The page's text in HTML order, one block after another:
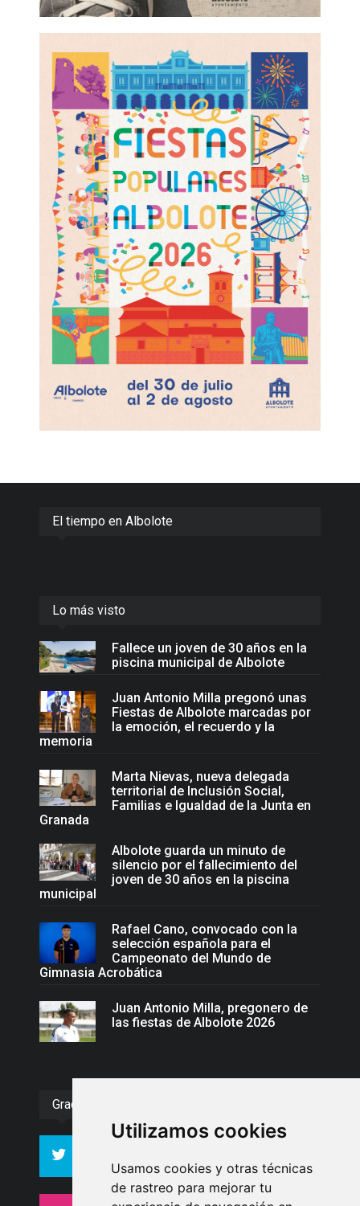
Utilizamos cookies
Usamos cookies y otras técnicas
de rastreo para mejorar tu
El tiempo en Albolote
Lo más visto
Fallece un joven de 30 años en la
piscina municipal de Albolote
Juan Antonio Milla pregonó unas
Fiestas de Albolote marcadas por
la emoción, el recuerdo y la
memoria
Marta Nievas, nueva delegada
territorial de Inclusión Social,
Familias e Igualdad de la Junta en
Granada
Albolote guarda un minuto de
silencio por el fallecimiento del
joven de 30 años en la piscina
municipal
Rafael Cano, convocado con la
selección española para el
Campeonato del Mundo de
Gimnasia Acrobática
Juan Antonio Milla, pregonero de
las fiestas de Albolote 2026
Gracias :)
Seguidores
Seguidores